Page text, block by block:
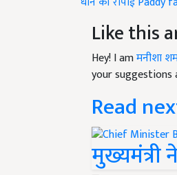
Like this
Hey! I amमनीशा शर्मा
your suggestions
Read
मुख्यमंत्री